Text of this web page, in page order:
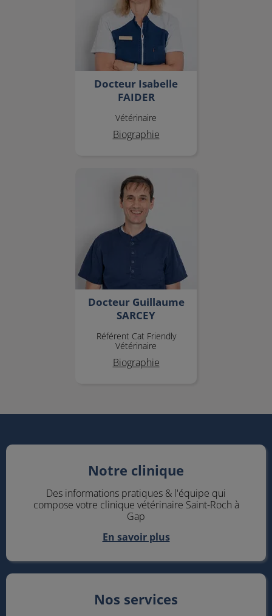
Docteur Isabelle
FAIDER
Vétérinaire
Biographie
Docteur Guillaume
SARCEY
Docteur Guillaume SARCEY
Référent Cat Friendly
Vétérinaire
Biographie
Notre clinique
Des informations pratiques & l'équipe qui
compose votre clinique vétérinaire Saint-Roch à
Gap
En savoir plus
Nos services
Nos services